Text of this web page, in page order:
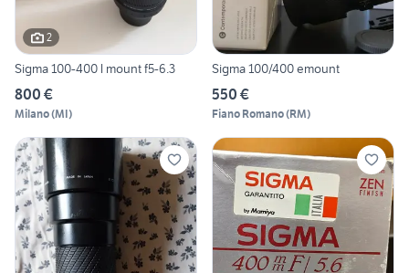
2
Sigma 100-400 l mount f5-6.3
800 €
Milano(MI)
Sigma 100/400 emount
550 €
Fiano Romano(RM)